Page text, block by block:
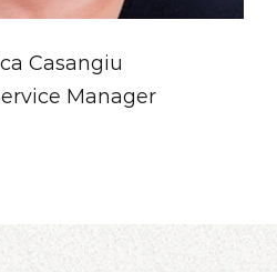
Casangiu
Manager